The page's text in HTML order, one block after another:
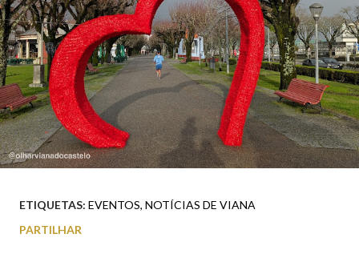
ETIQUETAS: EVENTOS NOTÍCIAS DE VIANA
PARTILHAR